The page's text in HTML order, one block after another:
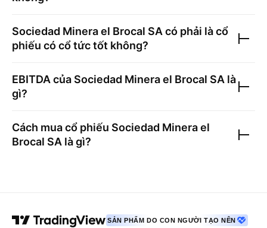
Sociedad Minera el Brocal SA có phải là cổ
phiếu có cổ tức tốt không?
EBITDA của Sociedad Minera el Brocal SA là
gì?
Cách mua cổ phiếu Sociedad Minera el
Brocal SA là gì?
SẢN PHẨM DO CON NGƯỜI TẠO NÊN